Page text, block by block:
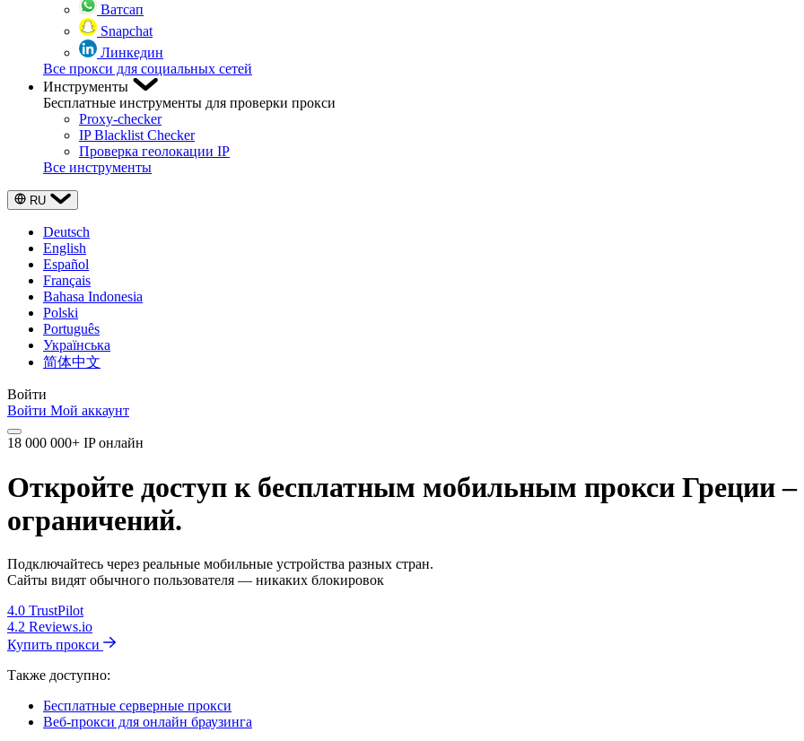
Ватсап
Snapchat
Линкедин
Все прокси для социальных сетей
Инструменты
Бесплатные инструменты для проверки прокси
Proxy-checker
IP Blacklist Checker
Проверка геолокации IP
Все инструменты
RU
Deutsch
English
Español
Français
Bahasa Indonesia
Polski
Português
Українська
简体中文
Войти
Войти Мой аккаунт
18 000 000+ IP онлайн
Откройте доступ к бесплатным мобильным прокси Греции –
ограничений.
Подключайтесь через реальные мобильные устройства разных стран.
Сайты видят обычного пользователя — никаких блокировок
4.0 TrustPilot
4.2 Reviews.io
Купить прокси
Также доступно:
Бесплатные серверные прокси
Веб-прокси для онлайн браузинга